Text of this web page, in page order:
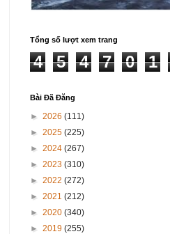
Tổng số lượt xem trang
4 5 4 7 0 1
Bài Đã Đăng
► 2026 (111)
► 2025 (225)
► 2024 (267)
► 2023 (310)
► 2022 (272)
► 2021 (212)
► 2020 (340)
► 2019 (255)